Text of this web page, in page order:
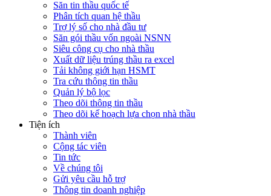
Săn tin thầu quốc tế
Phân tích quan hệ thầu
Trợ lý số cho nhà đầu tư
Săn gói thầu vốn ngoài NSNN
Siêu công cụ cho nhà thầu
Xuất dữ liệu trúng thầu ra excel
Tải không giới hạn HSMT
Tra cứu thông tin thầu
Quản lý bộ lọc
Theo dõi thông tin thầu
Theo dõi kế hoạch lựa chọn nhà thầu
Tiện ích
Thành viên
Cộng tác viên
Tin tức
Về chúng tôi
Gửi yêu cầu hỗ trợ
Thông tin doanh nghiệp